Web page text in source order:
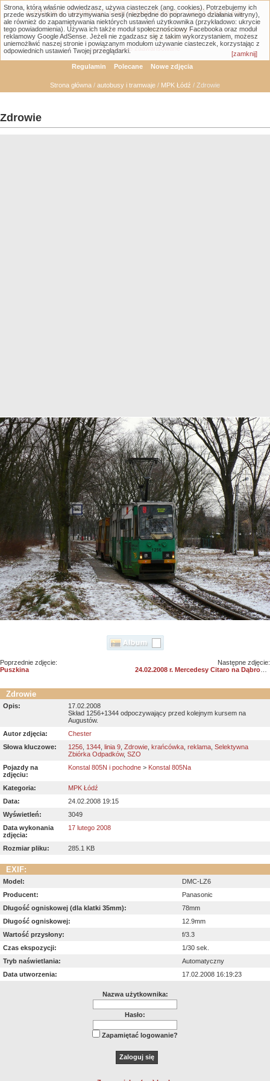
Łódzka Galeria Transportowa - GTLodz.eu
Wyszukiwanie zaawansowane
Regulamin Polecane Nowe zdjęcia
Strona główna / autobusy i tramwaje / MPK Łódź / Zdrowie
Zdrowie
Poprzednie zdjęcie:
Puszkina
Następne zdjęcie:
24.02.2008 r. Mercedesy Citaro na Dąbrowie
Zdrowie
Opis:
17.02.2008
Skład 1256+1344 odpoczywający przed kolejnym kursem na
Augustów.
Autor zdjęcia:
Chester
Słowa kluczowe:
1256 1344 linia 9 Zdrowie krańcówka reklama Selektywna
Zbiórka Odpadków, SZO
Pojazdy na
zdjęciu:
Konstal 805N i pochodne > Konstal 805Na
Kategoria:
MPK Łódź
Data:
24.02.2008 19:15
Wyświetleń:
3049
Data wykonania
zdjęcia:
17 lutego 2008
Rozmiar pliku: 285.1 KB
EXIF:
Model:
DMC-LZ6
Producent:
Panasonic
Długość ogniskowej (dla klatki 35mm):
78mm
Długość ogniskowej:
12.9mm
Wartość przysłony:
f/3.3
Czas ekspozycji:
1/30 sek.
Tryb naświetlania:
Automatyczny
Data utworzenia:
17.02.2008 16:19:23
Nazwa użytkownika:
Hasło:
Zapamiętać logowanie?
Strona, którą właśnie odwiedzasz, używa ciasteczek (ang. cookies). Potrzebujemy ich
przede wszystkim do utrzymywania sesji (niezbędne do poprawnego działania witryny),
ale również do zapamiętywania niektórych ustawień użytkownika (przykładowo: ukrycie
tego powiadomienia). Używa ich także moduł społecznościowy Facebooka oraz moduł
reklamowy Google AdSense. Jeżeli nie zgadzasz się z takim wykorzystaniem, możesz
uniemożliwić naszej stronie i powiązanym modułom używanie ciasteczek, korzystając z
odpowiednich ustawień Twojej przeglądarki.
[zamknij]